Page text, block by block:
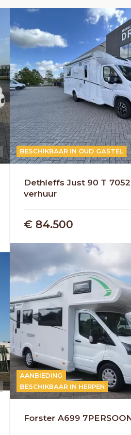
HANDGESCHAKELD
BESCHIKBAAR IN OUD GASTEL
Dethleffs Just 90 T
verhuur
€ 84.500
AUTOMAAT
AANBIEDING
BESCHIKBAAR IN HERPEN
Forster A699